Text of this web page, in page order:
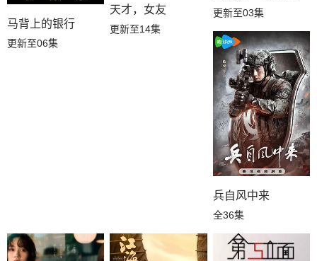
马背上的银行
更新至06集
天才，女友
更新至14集
更新至03集
兵自风中来
全36集